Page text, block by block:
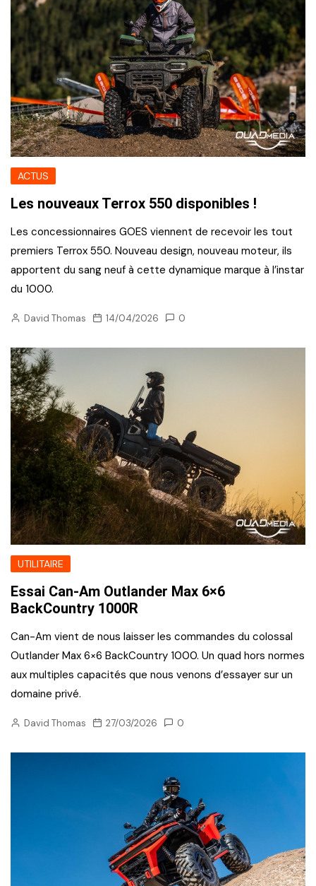
ACTUS
Les nouveaux Terrox 550 disponibles !
Les concessionnaires GOES viennent de recevoir les tout
premiers Terrox 550. Nouveau design, nouveau moteur, ils
apportent du sang neuf à cette dynamique marque à l’instar
du 1000.
David Thomas 14/04/2026 0
UTILITAIRE
Essai Can-Am Outlander Max 6×6
BackCountry 1000R
Can-Am vient de nous laisser les commandes du colossal
Outlander Max 6×6 BackCountry 1000. Un quad hors normes
aux multiples capacités que nous venons d’essayer sur un
domaine privé.
David Thomas 27/03/2026 0